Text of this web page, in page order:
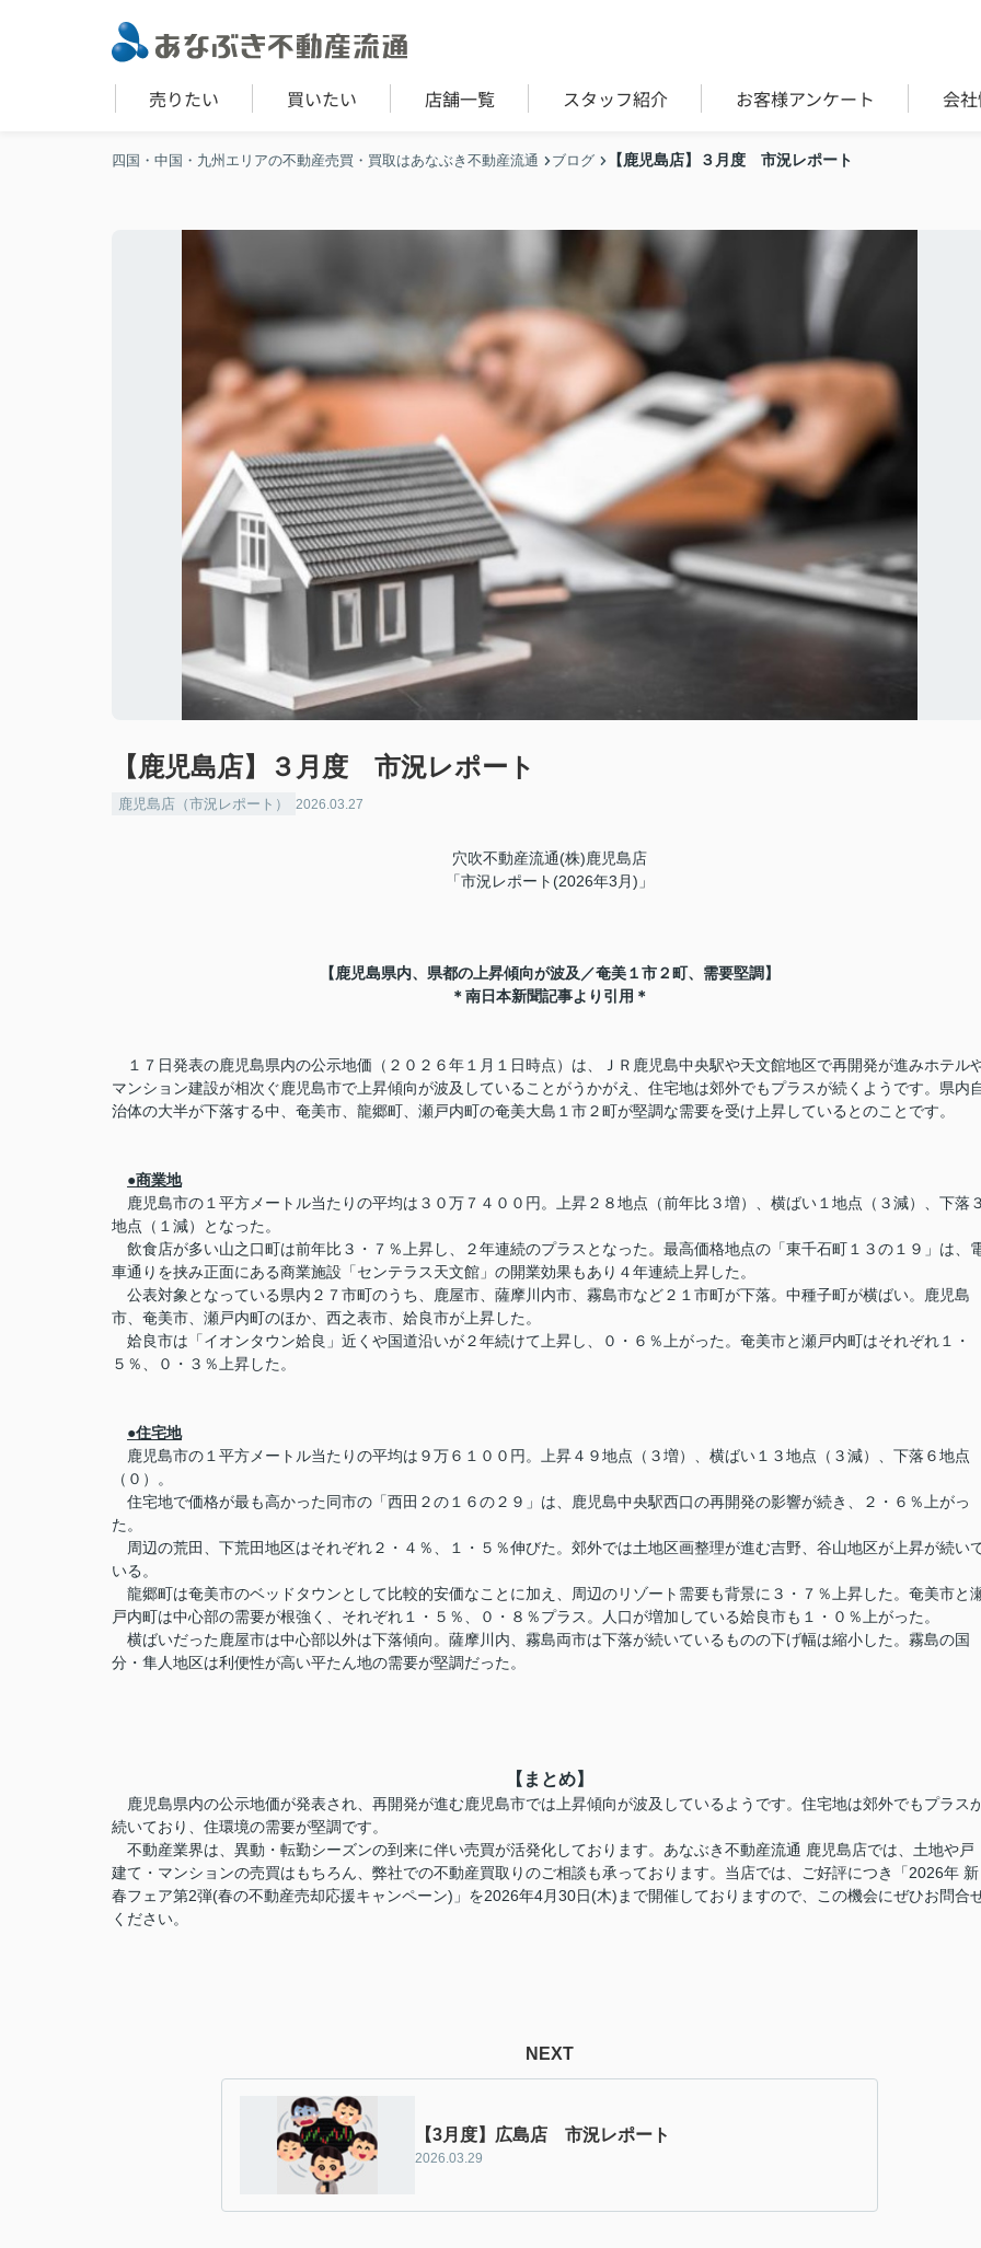
売りたい 買いたい 店舗一覧 スタッフ紹介 お客様アンケート 会
四国・中国・九州エリアの不動産売買・買取はあなぶき不動産流通 ブログ 【鹿児島店】３月度 市況レポート
【鹿児島店】３月度 市況レポート
鹿児島店（市況レポート） 2026.03.27
穴吹不動産流通(株)鹿児島店
「市況レポート(2026年3月)」
【鹿児島県内、県都の上昇傾向が波及／奄美１市２町、需要堅調】
＊南日本新聞記事より引用＊
１７日発表の鹿児島県内の公示地価（２０２６年１月１日時点）は、ＪＲ鹿児島中央駅や天文館地区で再開発が進みホテル
マンション建設が相次ぐ鹿児島市で上昇傾向が波及していることがうかがえ、住宅地は郊外でもプラスが続くようです。県内
治体の大半が下落する中、奄美市、龍郷町、瀬戸内町の奄美大島１市２町が堅調な需要を受け上昇しているとのことです。
●商業地
鹿児島市の１平方メートル当たりの平均は３０万７４００円。上昇２８地点（前年比３増）、横ばい１地点（３減）、下落３
地点（１減）となった。
飲食店が多い山之口町は前年比３・７％上昇し、２年連続のプラスとなった。最高価格地点の「東千石町１３の１９」は、
車通りを挟み正面にある商業施設「センテラス天文館」の開業効果もあり４年連続上昇した。
公表対象となっている県内２７市町のうち、鹿屋市、薩摩川内市、霧島市など２１市町が下落。中種子町が横ばい。鹿児島
市、奄美市、瀬戸内町のほか、西之表市、姶良市が上昇した。
姶良市は「イオンタウン姶良」近くや国道沿いが２年続けて上昇し、０・６％上がった。奄美市と瀬戸内町はそれぞれ１・
５％、０・３％上昇した。
●住宅地
鹿児島市の１平方メートル当たりの平均は９万６１００円。上昇４９地点（３増）、横ばい１３地点（３減）、下落６地点
（０）。
住宅地で価格が最も高かった同市の「西田２の１６の２９」は、鹿児島中央駅西口の再開発の影響が続き、２・６％上がっ
た。
周辺の荒田、下荒田地区はそれぞれ２・４％、１・５％伸びた。郊外では土地区画整理が進む吉野、谷山地区が上昇が続い
いる。
龍郷町は奄美市のベッドタウンとして比較的安価なことに加え、周辺のリゾート需要も背景に３・７％上昇した。奄美市と
戸内町は中心部の需要が根強く、それぞれ１・５％、０・８％プラス。人口が増加している姶良市も１・０％上がった。
横ばいだった鹿屋市は中心部以外は下落傾向。薩摩川内、霧島両市は下落が続いているものの下げ幅は縮小した。霧島の国
分・隼人地区は利便性が高い平たん地の需要が堅調だった。
【まとめ】
鹿児島県内の公示地価が発表され、再開発が進む鹿児島市では上昇傾向が波及しているようです。住宅地は郊外でもプラス
続いており、住環境の需要が堅調です。
不動産業界は、異動・転勤シーズンの到来に伴い売買が活発化しております。あなぶき不動産流通 鹿児島店では、土地や戸
建て・マンションの売買はもちろん、弊社での不動産買取りのご相談も承っております。当店では、ご好評につき「2026年 新
春フェア第2弾(春の不動産売却応援キャンペーン)」を2026年4月30日(木)まで開催しておりますので、この機会にぜひお問合
ください。
NEXT
【3月度】広島店 市況レポート
2026.03.29